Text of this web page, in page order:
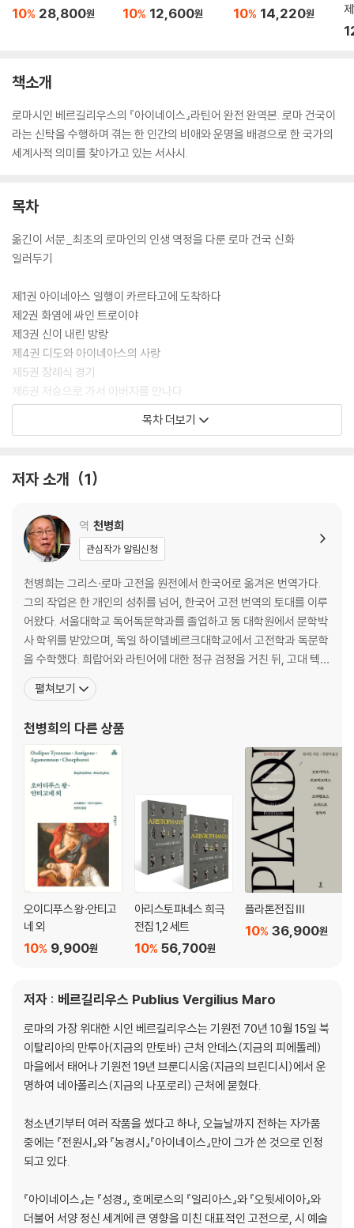
10% 28,800원 10% 12,600원 10% 14,220원
책소개
로마시인 베르길리우스의 『아이네이스』라틴어 완전 완역본. 로마 건국이
라는 신탁을 수행하며 겪는 한 인간의 비애와 운명을 배경으로 한 국가의
세계사적 의미를 찾아가고 있는 서사시.
목차
옮긴이 서문_최초의 로마인의 인생 역정을 다룬 로마 건국 신화
일러두기
제1권 아이네아스 일행이 카르타고에 도착하다
제2권 화염에 싸인 트로이야
제3권 신이 내린 방랑
제4권 디도와 아이네아스의 사랑
제5권 장례식 경기
제6권 저승으로 가서 아버지를 만나다
제7권 예언의 땅 라티움
제8권 아이네아스가 로마에 가다
제11권 여전사 카밀라
부록 옮긴이 해제
참고문헌
찾아보기
참고 지도
목차 더보기
저자 소개 1
역 천병희
관심작가 알림신청
천병희는 그리스·로마 고전을 원전에서 한국어로 옮겨온 번역가다.
그의 작업은 한 개인의 성취를 넘어, 한국어 고전 번역의 토대를 이루
어왔다. 서울대학교 독어독문학과를 졸업하고 동 대학원에서 문학박
사 학위를 받았으며, 독일 하이델베르크대학교에서 고전학과 독문학
을 수학했다. 희랍어와 라틴어에 대한 정규 검정을 거친 뒤, 고대 텍스
트를 원문으로 읽고 번역하는 작업을 평생의 과업으로 삼아왔다. 그
에게 고전 번역은 단순히 텍스트를 옮기는 일이 아니었다. 작품이 지
그 안에 담긴 의미 구조와 문체, 극적 리듬을 함께 읽어낼
펼쳐보기
천병희의 다른 상품
오이디푸스 왕·안티고
네 외
9,900원
10%
아리스토파네스 희극
전집 1,2 세트
56,700원
10%
플라톤전집 Ⅲ
36,900원
10%
저자 : 베르길리우스 Publius Vergilius Maro
로마의 가장 위대한 시인 베르길리우스는 기원전 70년 10월 15일 북
이탈리아의 만투아(지금의 만토바) 근처 안데스(지금의 피에톨레)
마을에서 태어나 기원전 19년 브룬디시움(지금의 브린디시)에서 운
명하여 네아폴리스(지금의 나포로리) 근처에 묻혔다.
청소년기부터 여러 작품을 썼다고 하나, 오늘날까지 전하는 자가품
중에는 『전원시』와 『농경시』『아이네이스』만이 그가 쓴 것으로 인정
되고 있다.
『아이네이스』는 『성경』, 호메로스의 『일리아스』와 『오뒷세이아』와
더불어 서양 정신 세계에 큰 영향을 미친 대표적인 고전으로, 시 예술